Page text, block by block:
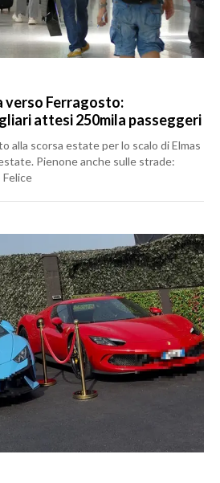
verso Ferragosto:
attesi 250mila passeggeri
alla scorsa estate per lo scalo di Elmas
Pienone anche sulle strade: